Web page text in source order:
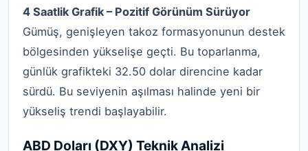
4 Saatlik Grafik – Pozitif Görünüm Sürüyor
Gümüş, genişleyen takoz formasyonunun destek
bölgesinden yükselişe geçti. Bu toparlanma,
günlük grafikteki 32.50 dolar direncine kadar
sürdü. Bu seviyenin aşılması halinde yeni bir
yükseliş trendi başlayabilir.
ABD Doları (DXY) Teknik Analizi